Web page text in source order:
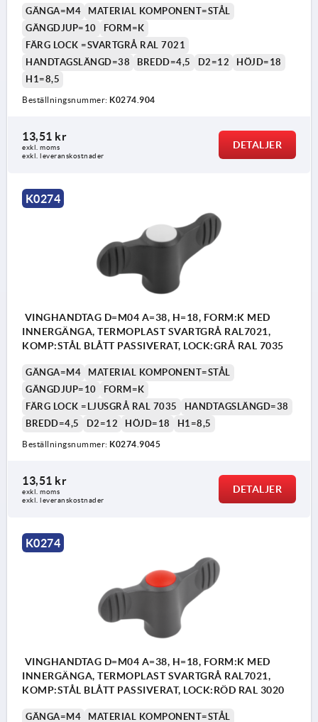
GÄNGA=M4
MATERIAL KOMPONENT=STÅL
GÄNGDJUP=10
FORM=K
FÄRG LOCK =SVARTGRÅ RAL 7021
HANDTAGSLÄNGD=38
BREDD=4,5 D2=12
HÖJD=18
H1=8,5
Beställningsnummer: K0274.904
13,51 kr
exkl. moms
exkl. leveranskostnader
DETALJER
K0274
VINGHANDTAG D=M04 A=38, H=18, FORM:K MED
INNERGÄNGA, TERMOPLAST SVARTGRÅ RAL7021,
KOMP:STÅL BLÅTT PASSIVERAT, LOCK:GRÅ RAL 7035
GÄNGA=M4
MATERIAL KOMPONENT=STÅL
GÄNGDJUP=10
FORM=K
FÄRG LOCK =LJUSGRÅ RAL 7035
HANDTAGSLÄNGD=38
BREDD=4,5
D2=12 HÖJD=18 H1=8,5
Beställningsnummer: K0274.9045
13,51 kr
exkl. moms
exkl. leveranskostnader
DETALJER
K0274
VINGHANDTAG D=M04 A=38, H=18, FORM:K MED
INNERGÄNGA, TERMOPLAST SVARTGRÅ RAL7021,
KOMP:STÅL BLÅTT PASSIVERAT, LOCK:RÖD RAL 3020
GÄNGA=M4 MATERIAL KOMPONENT=STÅL